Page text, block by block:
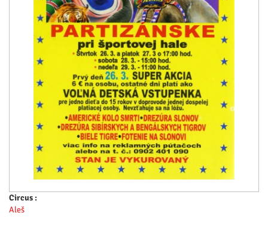
Circus :
Aleš